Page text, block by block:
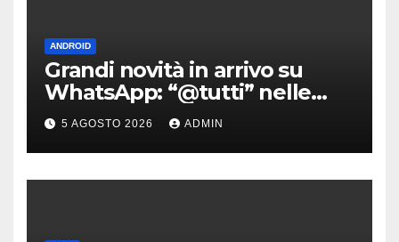
ANDROID
Grandi novità in arrivo su
WhatsApp: “@tutti” nelle
chat di gruppo e non solo
5 AGOSTO 2026 ADMIN